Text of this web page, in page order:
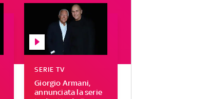
Giorgio Armani,
annunciata la serie
SERIE TV